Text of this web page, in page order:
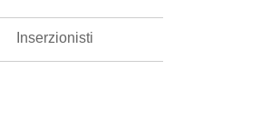
Inserzionisti